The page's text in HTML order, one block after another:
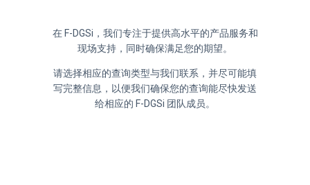
在 F-DGSi，我们专注于提供高水平的产品服务和
现场支持，同时确保满足您的期望。
请选择相应的查询类型与我们联系，并尽可能填
写完整信息，以便我们确保您的查询能尽快发送
给相应的 F-DGSi 团队成员。